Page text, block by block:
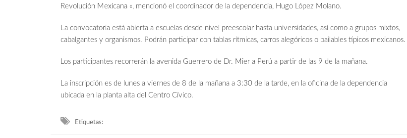
Revolución Mexicana «, mencionó el coordinador de la dependencia, Hugo López Molano.
La convocatoria está abierta a escuelas desde nivel preescolar hasta universidades, así como a grupos mixtos,
cabalgantes y organismos. Podrán participar con tablas rítmicas, carros alegóricos o bailables típicos mexicanos.
Los participantes recorrerán la avenida Guerrero de Dr. Mier a Perú a partir de las 9 de la mañana.
La inscripción es de lunes a viernes de 8 de la mañana a 3:30 de la tarde, en la oficina de la dependencia
ubicada en la planta alta del Centro Cívico.
Etiquetas: